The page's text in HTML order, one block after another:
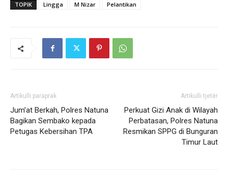
TOPIK Lingga M Nizar Pelantikan
Artikulli paraprak
Jum’at Berkah, Polres Natuna
Bagikan Sembako kepada
Petugas Kebersihan TPA
Artikulli tjetër
Perkuat Gizi Anak di Wilayah
Perbatasan, Polres Natuna
Resmikan SPPG di Bunguran
Timur Laut